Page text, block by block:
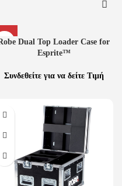
Dual Top Loader Case for
Esprite™
Συνδεθείτε για να δείτε Τιμή